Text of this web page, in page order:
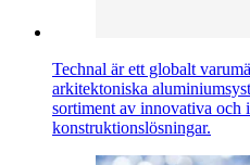
Technal är ett globalt
arkitektoniska
sortiment av innovativa och
konstruktionslösningar.